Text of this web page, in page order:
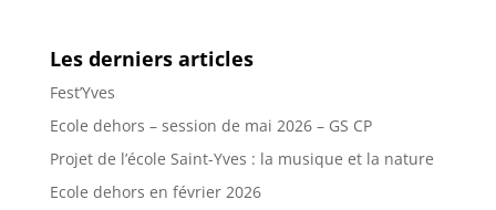
Les derniers articles
Fest’Yves
Ecole dehors – session de mai 2026 – GS CP
Projet de l’école Saint-Yves : la musique et la nature
Ecole dehors en février 2026